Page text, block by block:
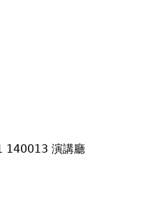
140013 演講廳